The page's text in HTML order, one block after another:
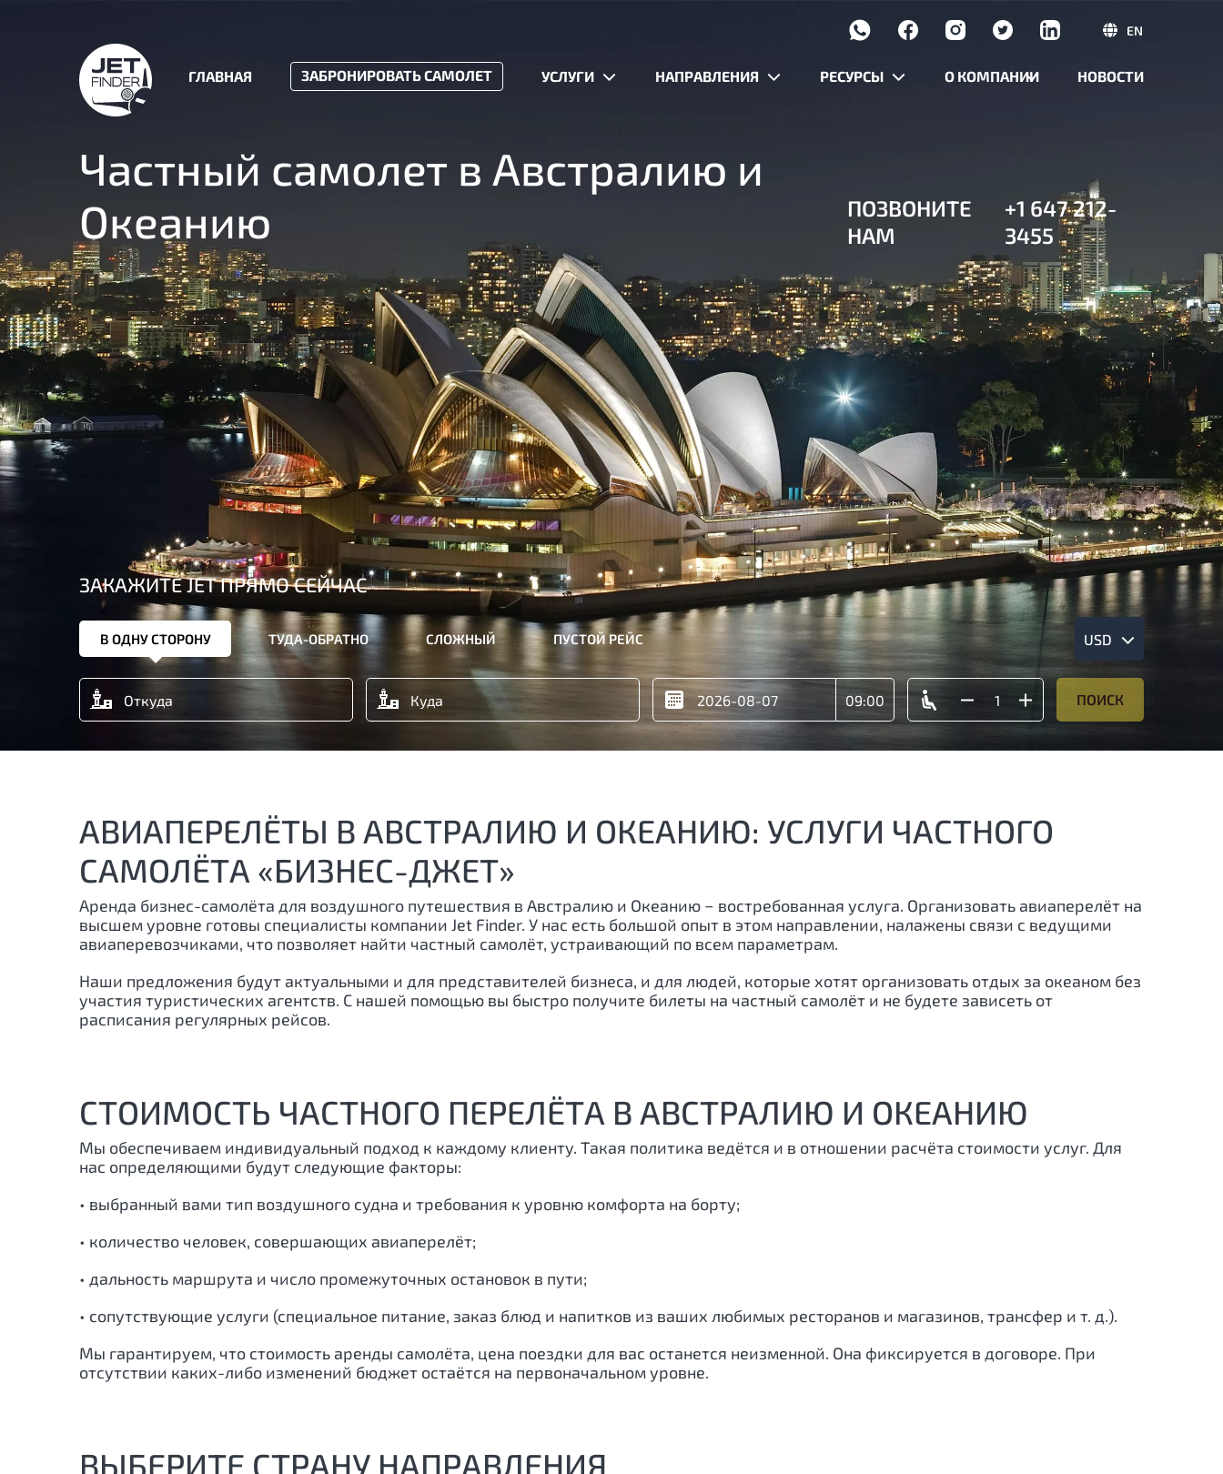
EN
ГЛАВНАЯ ЗАБРОНИРОВАТЬ САМОЛЕТ УСЛУГИ НАПРАВЛЕНИЯ РЕСУРСЫ О КОМПАНИИ НОВОСТИ
Частный самолет в Австралию и
Океанию
ПОЗВОНИТЕ
НАМ
+1 647 212-
3455
ЗАКАЖИТЕ JET ПРЯМО СЕЙЧАС
В ОДНУ СТОРОНУ ТУДА-ОБРАТНО СЛОЖНЫЙ ПУСТОЙ РЕЙС USD
ПОИСК
АВИАПЕРЕЛЁТЫ В АВСТРАЛИЮ И ОКЕАНИЮ: УСЛУГИ ЧАСТНОГО
САМОЛЁТА «БИЗНЕС-ДЖЕТ»
Аренда бизнес-самолёта для воздушного путешествия в Австралию и Океанию − востребованная услуга. Организовать авиаперелёт на
высшем уровне готовы специалисты компании Jet Finder. У нас есть большой опыт в этом направлении, налажены связи с ведущими
авиаперевозчиками, что позволяет найти частный самолёт, устраивающий по всем параметрам.
Наши предложения будут актуальными и для представителей бизнеса, и для людей, которые хотят организовать отдых за океаном без
участия туристических агентств. С нашей помощью вы быстро получите билеты на частный самолёт и не будете зависеть от
расписания регулярных рейсов.
СТОИМОСТЬ ЧАСТНОГО ПЕРЕЛЁТА В АВСТРАЛИЮ И ОКЕАНИЮ
Мы обеспечиваем индивидуальный подход к каждому клиенту. Такая политика ведётся и в отношении расчёта стоимости услуг. Для
нас определяющими будут следующие факторы:
• выбранный вами тип воздушного судна и требования к уровню комфорта на борту;
• количество человек, совершающих авиаперелёт;
• дальность маршрута и число промежуточных остановок в пути;
• сопутствующие услуги (специальное питание, заказ блюд и напитков из ваших любимых ресторанов и магазинов, трансфер и т. д.).
Мы гарантируем, что стоимость аренды самолёта, цена поездки для вас останется неизменной. Она фиксируется в договоре. При
отсутствии каких-либо изменений бюджет остаётся на первоначальном уровне.
ВЫБЕРИТЕ СТРАНУ НАПРАВЛЕНИЯ